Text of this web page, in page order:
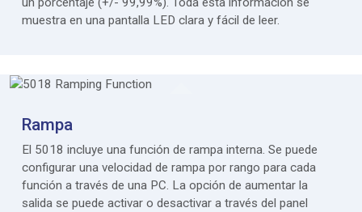
muestra en una pantalla LED clara y fácil de leer.
Rampa
El 5018 incluye una función de rampa interna. Se puede
configurar una velocidad de rampa por rango para cada
función a través de una PC. La opción de aumentar la
salida se puede activar o desactivar a través del panel